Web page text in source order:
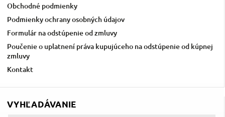
Obchodné podmienky
Podmienky ochrany osobných údajov
Formulár na odstúpenie od zmluvy
Poučenie o uplatnení práva kupujúceho na odstúpenie od kúpnej
zmluvy
Kontakt
VYHĽADÁVANIE